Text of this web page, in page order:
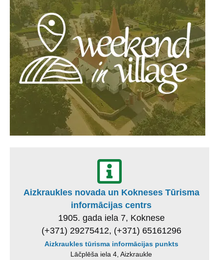
Aizkraukles novada un Kokneses Tūrisma
informācijas centrs
1905. gada iela 7, Koknese
(+371) 29275412, (+371) 65161296
Aizkraukles tūrisma informācijas punkts
Lāčplēša iela 4, Aizkraukle